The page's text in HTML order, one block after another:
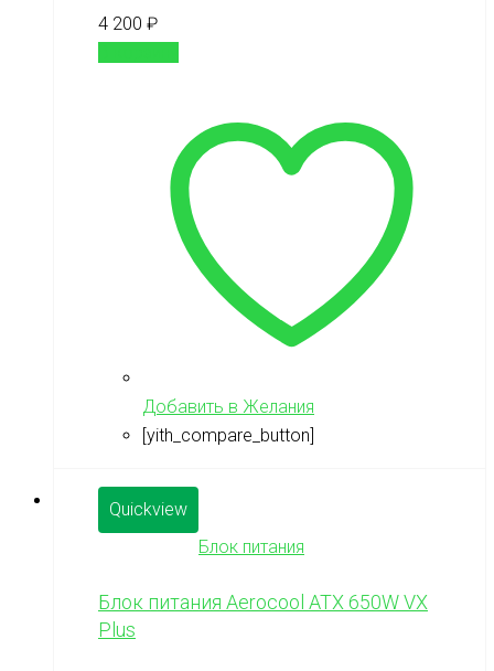
4 200 ₽
Добавить в Желания
[yith_compare_button]
Quickview
Блок питания
Блок питания Aerocool ATX 650W VX
Plus